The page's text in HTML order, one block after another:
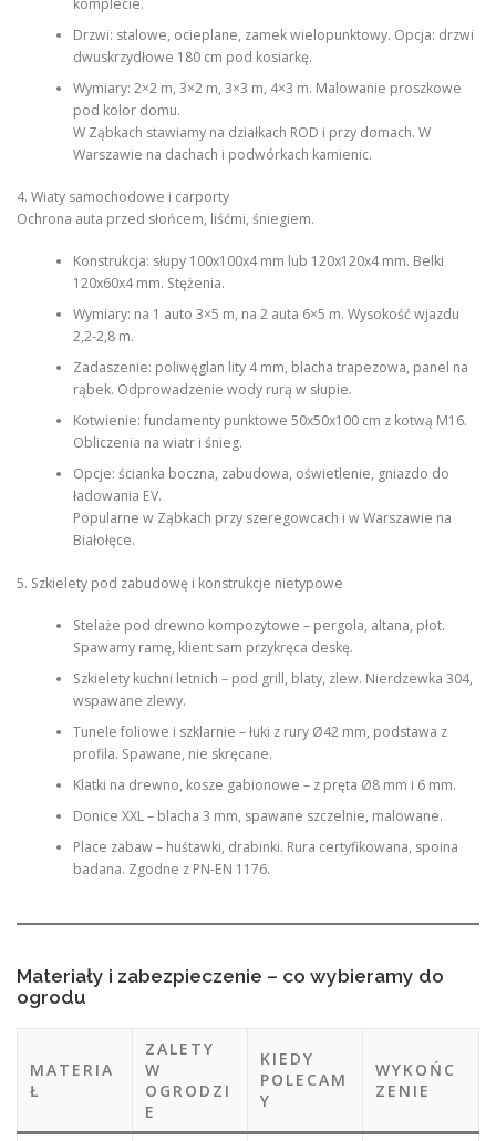
Drzwi: stalowe, ocieplane, zamek wielopunktowy. Opcja: drzwi
dwuskrzydłowe 180 cm pod kosiarkę.
Wymiary: 2×2 m, 3×2 m, 3×3 m, 4×3 m. Malowanie proszkowe
pod kolor domu.
W Ząbkach stawiamy na działkach ROD i przy domach. W
Warszawie na dachach i podwórkach kamienic.
4. Wiaty samochodowe i carporty
Ochrona auta przed słońcem, liśćmi, śniegiem.
Konstrukcja: słupy 100x100x4 mm lub 120x120x4 mm. Belki
120x60x4 mm. Stężenia.
Wymiary: na 1 auto 3×5 m, na 2 auta 6×5 m. Wysokość wjazdu
2,2-2,8 m.
Zadaszenie: poliwęglan lity 4 mm, blacha trapezowa, panel na
rąbek. Odprowadzenie wody rurą w słupie.
Kotwienie: fundamenty punktowe 50x50x100 cm z kotwą M16.
Obliczenia na wiatr i śnieg.
Opcje: ścianka boczna, zabudowa, oświetlenie, gniazdo do
ładowania EV.
Popularne w Ząbkach przy szeregowcach i w Warszawie na
Białołęce.
5. Szkielety pod zabudowę i konstrukcje nietypowe
Stelaże pod drewno kompozytowe – pergola, altana, płot.
Spawamy ramę, klient sam przykręca deskę.
Szkielety kuchni letnich – pod grill, blaty, zlew. Nierdzewka 304,
wspawane zlewy.
Tunele foliowe i szklarnie – łuki z rury Ø42 mm, podstawa z
profila. Spawane, nie skręcane.
Klatki na drewno, kosze gabionowe – z pręta Ø8 mm i 6 mm.
Donice XXL – blacha 3 mm, spawane szczelnie, malowane.
Place zabaw – huśtawki, drabinki. Rura certyfikowana, spoina
badana. Zgodne z PN-EN 1176.
Materiały i zabezpieczenie – co wybieramy do
ogrodu
MATERIA
Ł
ZALETY
W
OGRODZI
E
KIEDY
POLECAM
Y
WYKOŃC
ZENIE